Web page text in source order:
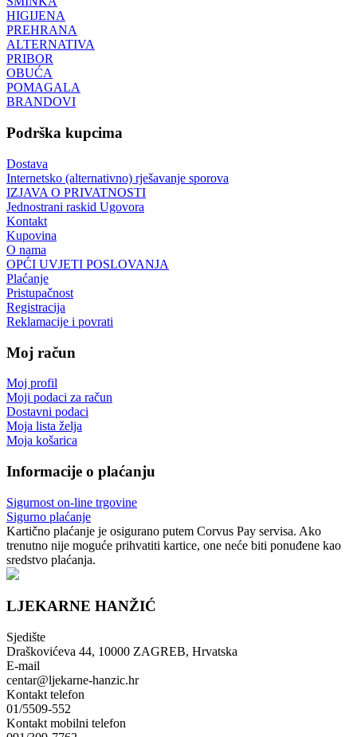
HIGIJENA
PREHRANA
ALTERNATIVA
PRIBOR
OBUĆA
POMAGALA
BRANDOVI
Podrška kupcima
Dostava
Internetsko (alternativno) rješavanje sporova
IZJAVA O PRIVATNOSTI
Jednostrani raskid Ugovora
Kontakt
Kupovina
O nama
OPĆI UVJETI POSLOVANJA
Plaćanje
Pristupačnost
Registracija
Reklamacije i povrati
Moj račun
Moj profil
Moji podaci za račun
Dostavni podaci
Moja lista želja
Moja košarica
Informacije o plaćanju
Sigurnost on-line trgovine
Sigurno plaćanje
Kartično plaćanje je osigurano putem Corvus Pay servisa. Ako
trenutno nije moguće prihvatiti kartice, one neće biti ponuđene kao
sredstvo plaćanja.
LJEKARNE HANŽIĆ
Sjedište
Draškovićeva 44, 10000 ZAGREB, Hrvatska
E-mail
centar@ljekarne-hanzic.hr
Kontakt telefon
01/5509-552
Kontakt mobilni telefon